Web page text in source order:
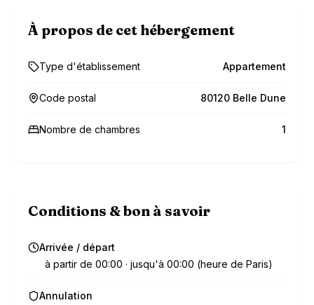
À propos de cet hébergement
Type d'établissement Appartement
Code postal 80120 Belle Dune
Nombre de chambres 1
Conditions & bon à savoir
Arrivée / départ
à partir de 00:00 · jusqu'à 00:00 (heure de Paris)
Annulation